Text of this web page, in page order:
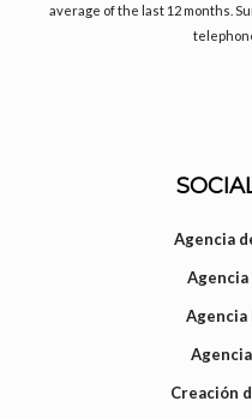
average of the last 12 months.
Agencia
Agencia
Creación